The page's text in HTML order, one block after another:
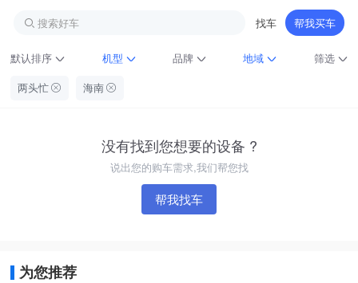
搜索好车 找车 帮我买车
默认排序 机型 品牌 地域
筛选
两头忙
海南
没有找到您想要的设备 ?
说出您的购车需求,我们帮您找
帮我找车
为您推荐